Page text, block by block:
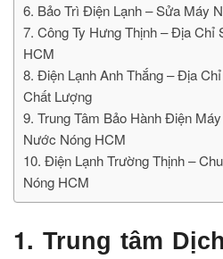
6. Bảo Trì Điện Lạnh – Sửa Máy
7. Công Ty Hưng Thịnh – Địa Chỉ
HCM
8. Điện Lạnh Anh Thắng – Địa
Chất Lượng
9. Trung Tâm Bảo Hành Điện
Nước Nóng HCM
10. Điện Lạnh Trường Thịnh –
Nóng HCM
1. Trung tâm